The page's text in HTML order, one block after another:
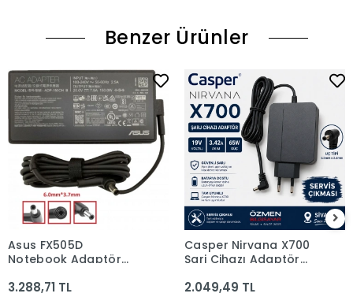
Benzer Ürünler
Asus FX505D
Notebook Adaptör
150W)
3.288,71 TL
Casper Nirvana X700
Şarj Cihazı Adaptör
2.049,49 TL